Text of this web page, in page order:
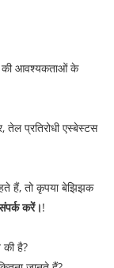
की आवश्यकताओं के
तेल प्रतिरोधी एस्बेस्टस
हैं, तो कृपया बेझिझक
करें।!
की है?